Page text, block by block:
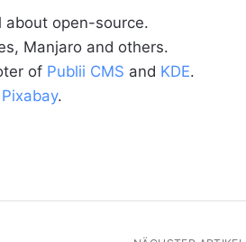
about open-source.
Manjaro and others.
of Publii CMS and KDE.
Pixabay.